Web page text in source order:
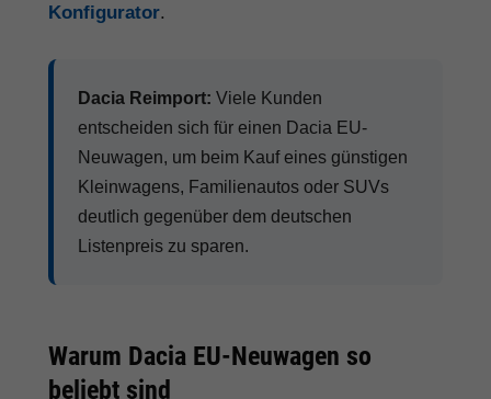
Konfigurator.
Dacia Reimport: Viele Kunden
entscheiden sich für einen Dacia EU-
Neuwagen, um beim Kauf eines günstigen
Kleinwagens, Familienautos oder SUVs
deutlich gegenüber dem deutschen
Listenpreis zu sparen.
Warum Dacia EU-Neuwagen so
beliebt sind